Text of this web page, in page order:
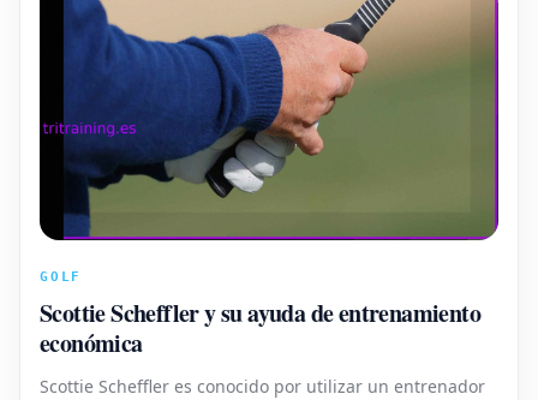
GOLF
Scottie Scheffler y su ayuda de entrenamiento
económica
Scottie Scheffler es conocido por utilizar un entrenador